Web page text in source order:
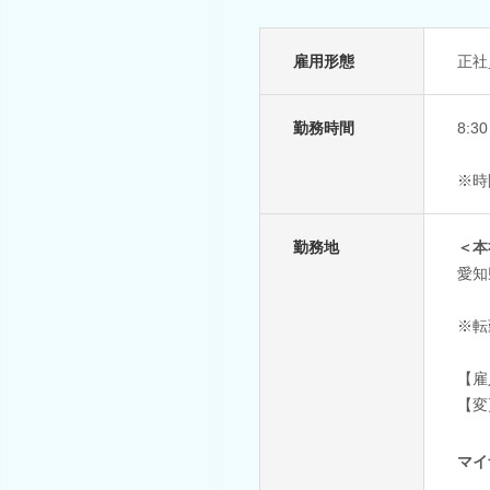
雇用形態 正
勤務時間
※時
勤務地
＜
愛
※転
【
【
マ